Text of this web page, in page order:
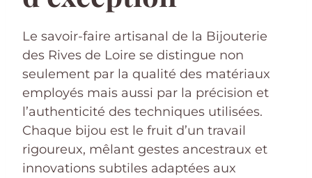
Le savoir-faire artisanal de la Bijouterie
des Rives de Loire se distingue non
seulement par la qualité des matériaux
employés mais aussi par la précision et
l’authenticité des techniques utilisées.
Chaque bijou est le fruit d’un travail
rigoureux, mêlant gestes ancestraux et
innovations subtiles adaptées aux